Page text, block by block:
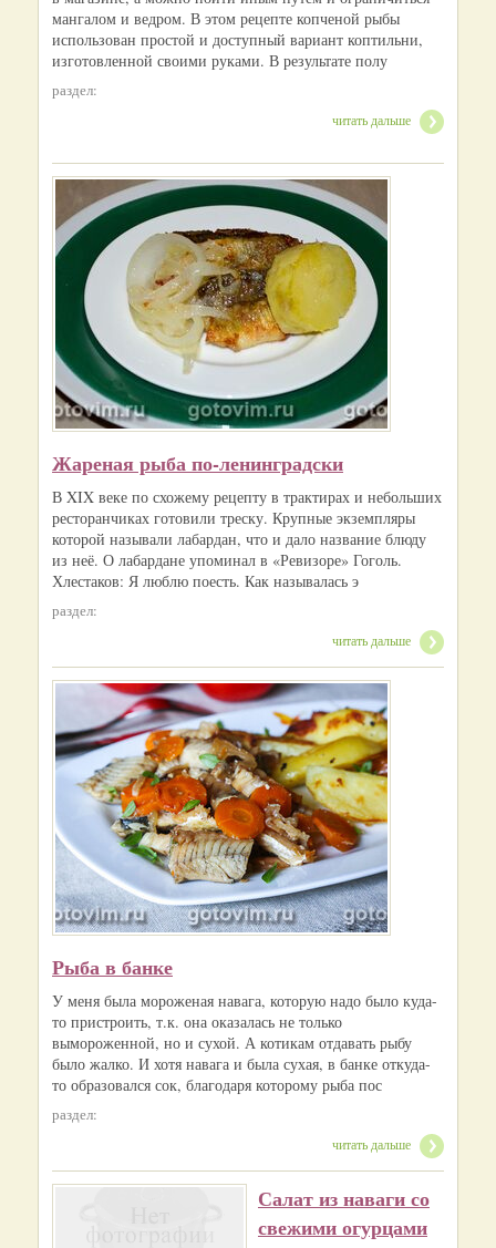
мангалом и ведром. В этом рецепте копченой рыбы
использован простой и доступный вариант коптильни,
изготовленной своими руками. В результате полу
раздел:
читать дальше
Жареная рыба по-ленинградски
В XIX веке по схожему рецепту в трактирах и небольших
ресторанчиках готовили треску. Крупные экземпляры
которой называли лабардан, что и дало название блюду
из неё. О лабардане упоминал в «Ревизоре» Гоголь.
Хлестаков: Я люблю поесть. Как называлась э
раздел:
читать дальше
Рыба в банке
У меня была мороженая навага, которую надо было куда-
то пристроить, т.к. она оказалась не только
вымороженной, но и сухой. А котикам отдавать рыбу
было жалко. И хотя навага и была сухая, в банке откуда-
то образовался сок, благодаря которому рыба пос
раздел:
читать дальше
Салат из наваги со
свежими огурцами